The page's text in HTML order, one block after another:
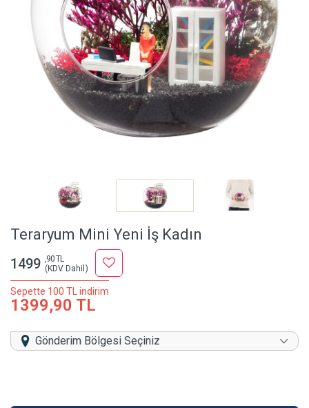
Teraryum Mini Yeni İş Kadın
1499 ,90 TL
(KDV Dahil)
Sepette 100 TL indirim
1399,90 TL
Gönderim Bölgesi Seçiniz